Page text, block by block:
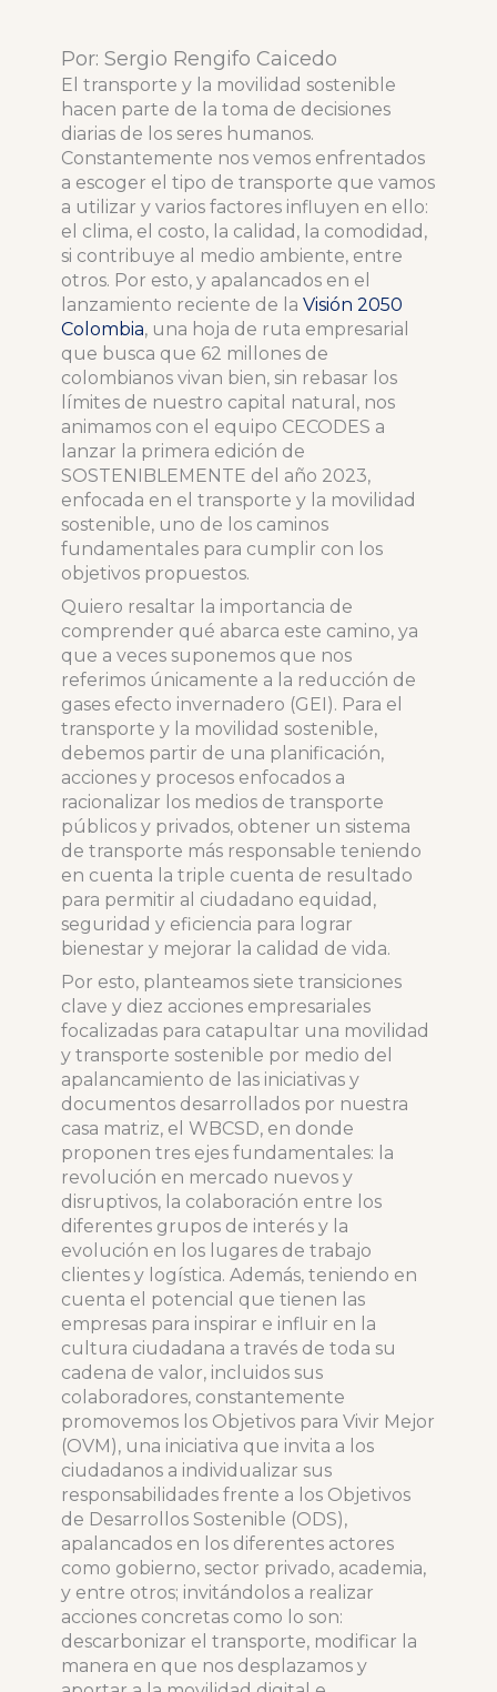
Por: Sergio Rengifo Caicedo
El transporte y la movilidad sostenible
hacen parte de la toma de decisiones
diarias de los seres humanos.
Constantemente nos vemos enfrentados
a escoger el tipo de transporte que vamos
a utilizar y varios factores influyen en ello:
el clima, el costo, la calidad, la comodidad,
si contribuye al medio ambiente, entre
otros. Por esto, y apalancados en el
lanzamiento reciente de la Visión 2050
Colombia, una hoja de ruta empresarial
que busca que 62 millones de
colombianos vivan bien, sin rebasar los
límites de nuestro capital natural, nos
animamos con el equipo CECODES a
lanzar la primera edición de
SOSTENIBLEMENTE del año 2023,
enfocada en el transporte y la movilidad
sostenible, uno de los caminos
fundamentales para cumplir con los
objetivos propuestos.
Quiero resaltar la importancia de
comprender qué abarca este camino, ya
que a veces suponemos que nos
referimos únicamente a la reducción de
gases efecto invernadero (GEI). Para el
transporte y la movilidad sostenible,
debemos partir de una planificación,
acciones y procesos enfocados a
racionalizar los medios de transporte
públicos y privados, obtener un sistema
de transporte más responsable teniendo
en cuenta la triple cuenta de resultado
para permitir al ciudadano equidad,
seguridad y eficiencia para lograr
bienestar y mejorar la calidad de vida.
Por esto, planteamos siete transiciones
clave y diez acciones empresariales
focalizadas para catapultar una movilidad
y transporte sostenible por medio del
apalancamiento de las iniciativas y
documentos desarrollados por nuestra
casa matriz, el WBCSD, en donde
proponen tres ejes fundamentales: la
revolución en mercado nuevos y
disruptivos, la colaboración entre los
diferentes grupos de interés y la
evolución en los lugares de trabajo
clientes y logística. Además, teniendo en
cuenta el potencial que tienen las
empresas para inspirar e influir en la
cultura ciudadana a través de toda su
cadena de valor, incluidos sus
colaboradores, constantemente
promovemos los Objetivos para Vivir Mejor
(OVM), una iniciativa que invita a los
ciudadanos a individualizar sus
responsabilidades frente a los Objetivos
de Desarrollos Sostenible (ODS),
apalancados en los diferentes actores
como gobierno, sector privado, academia,
y entre otros; invitándolos a realizar
acciones concretas como lo son:
descarbonizar el transporte, modificar la
manera en que nos desplazamos y